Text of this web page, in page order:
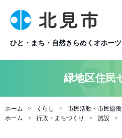
ひと・まち・自然きらめくオホー
緑地区住民
ホーム くらし 市民活動・市民協働
ホーム
行政・まちづくり 施設